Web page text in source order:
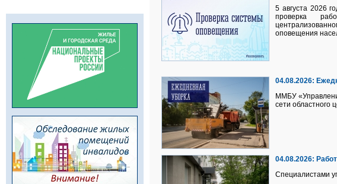
5 августа 2026
проверка
оповещения
04.08.2026:
ММБУ
сети областного
04.08.2026:
Специалистами